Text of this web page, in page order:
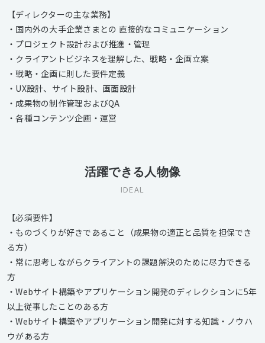
【ディレクターの主な業務】
・国内外の大手企業さまとの 直接的なコミュニケーション
・プロジェクト設計および推進・管理
・クライアントビジネスを理解した、戦略・企画立案
・戦略・企画に則した要件定義
・UX設計、サイト設計、画面設計
・成果物の制作管理およびQA
・各種コンテンツ企画・運営
活躍できる人物像
IDEAL
【必須要件】
・ものづくりが好きであること（成果物の適正と品質を担保でき
る方）
・常に思考しながらクライアントの課題解決のために尽力できる
方
・Webサイト構築やアプリケーション開発のディレクションに5年
以上従事したことのある方
・Webサイト構築やアプリケーション開発に対する知識・ノウハ
ウがある方